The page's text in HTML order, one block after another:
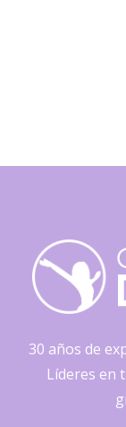
30 años de
Líderes en